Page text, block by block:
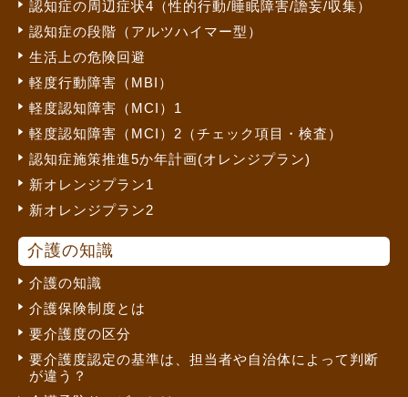
認知症の周辺症状4（性的行動/睡眠障害/譫妄/収集）
認知症の段階（アルツハイマー型）
生活上の危険回避
軽度行動障害（MBI）
軽度認知障害（MCI）1
軽度認知障害（MCI）2（チェック項目・検査）
認知症施策推進5か年計画(オレンジプラン)
新オレンジプラン1
新オレンジプラン2
介護の知識
介護の知識
介護保険制度とは
要介護度の区分
要介護度認定の基準は、担当者や自治体によって判断
が違う？